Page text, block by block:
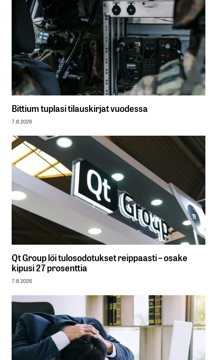
Bittium tuplasi tilauskirjat vuodessa
7.8.2026
Qt Group löi tulosodotukset reippaasti – osake
kipusi 27 prosenttia
7.8.2026